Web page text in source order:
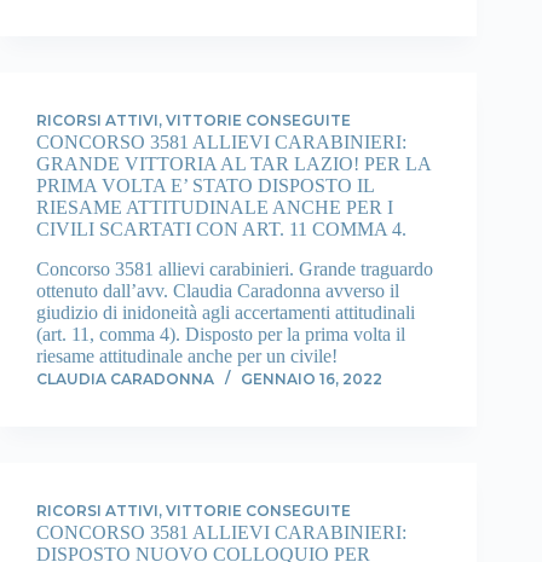
RICORSI ATTIVI, VITTORIE CONSEGUITE
CONCORSO 3581 ALLIEVI CARABINIERI:
GRANDE VITTORIA AL TAR LAZIO! PER LA
PRIMA VOLTA E’ STATO DISPOSTO IL
RIESAME ATTITUDINALE ANCHE PER I
CIVILI SCARTATI CON ART. 11 COMMA 4.
Concorso 3581 allievi carabinieri. Grande traguardo
ottenuto dall’avv. Claudia Caradonna avverso il
giudizio di inidoneità agli accertamenti attitudinali
(art. 11, comma 4). Disposto per la prima volta il
riesame attitudinale anche per un civile!
CLAUDIA CARADONNA GENNAIO 16, 2022
RICORSI ATTIVI, VITTORIE CONSEGUITE
CONCORSO 3581 ALLIEVI CARABINIERI:
DISPOSTO NUOVO COLLOQUIO PER